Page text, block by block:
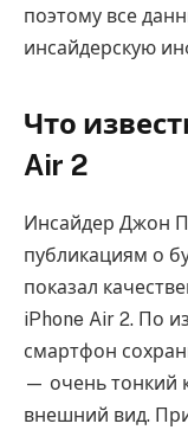
поэтому все
инсайдерскую
Что
Air 2
Инсайдер Джон
публикациям о
показал
iPhone Air 2. По
смартфон
— очень тонкий
внешний вид.